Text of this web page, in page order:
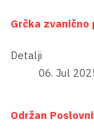
Grčka zvanično
Detalji
06. Jul
Održan